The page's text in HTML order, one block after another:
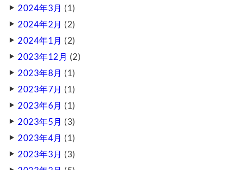
2024年3月 (1)
2024年2月 (2)
2024年1月 (2)
2023年12月 (2)
2023年8月 (1)
2023年7月 (1)
2023年6月 (1)
2023年5月 (3)
2023年4月 (1)
2023年3月 (3)